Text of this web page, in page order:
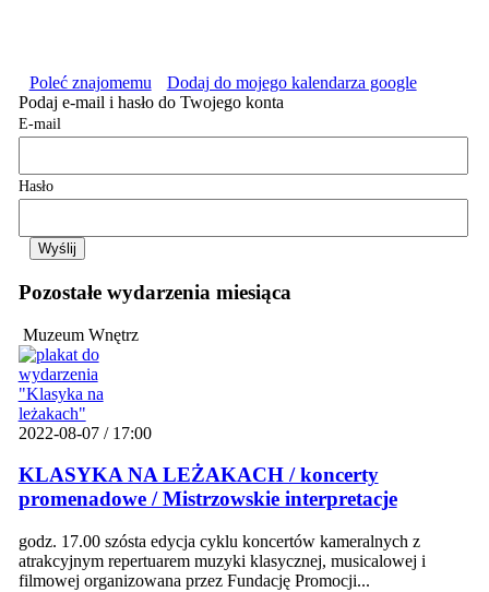
Poleć znajomemu
Dodaj do mojego kalendarza google
Podaj e-mail i hasło do Twojego konta
E-mail
Hasło
Pozostałe wydarzenia miesiąca
Muzeum Wnętrz
2022-08-07 / 17:00
KLASYKA NA LEŻAKACH / koncerty
promenadowe / Mistrzowskie interpretacje
godz. 17.00 szósta edycja cyklu koncertów kameralnych z
atrakcyjnym repertuarem muzyki klasycznej, musicalowej i
filmowej organizowana przez Fundację Promocji...